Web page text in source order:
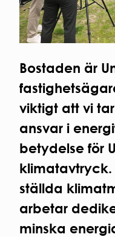
för
studentbostäder.
Ansök om
av el-
och
Bostaden är
viktigt att vi
ansvar i
betydelse för
klimatavtryck.
ställda
arbetar
minska